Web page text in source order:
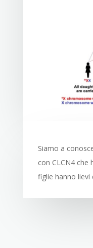
Siamo a
con CLCN4 che
figlie hanno